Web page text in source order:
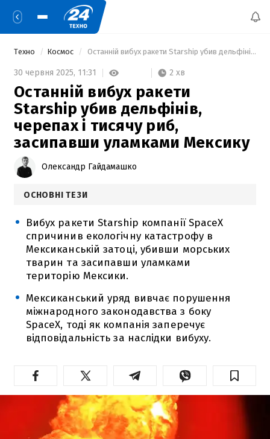
Техно Космос Останній вибух ракети Starship убив дельфінів, черепах і тисячу риб, засипавши уламками Мексику
30 червня 2025, 11:31 2 хв
Останній вибух ракети
Starship убив дельфінів,
черепах і тисячу риб,
засипавши уламками Мексику
Олександр Гайдамашко
ОСНОВНІ ТЕЗИ
Вибух ракети Starship компанії SpaceX
спричинив екологічну катастрофу в
Мексиканській затоці, убивши морських
тварин та засипавши уламками
територію Мексики.
Мексиканський уряд вивчає порушення
міжнародного законодавства з боку
SpaceX, тоді як компанія заперечує
відповідальність за наслідки вибуху.